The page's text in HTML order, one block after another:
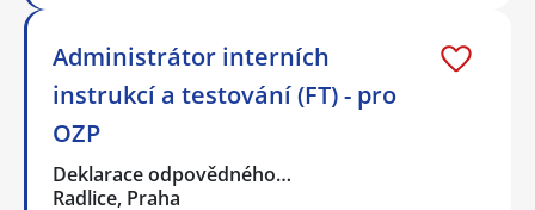
Administrátor interních
instrukcí a testování (FT) - pro
OZP
Deklarace odpovědného…
Radlice, Praha